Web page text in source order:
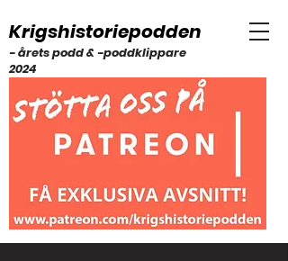
Krigshistoriepodden
- årets podd & -poddklippare
2024